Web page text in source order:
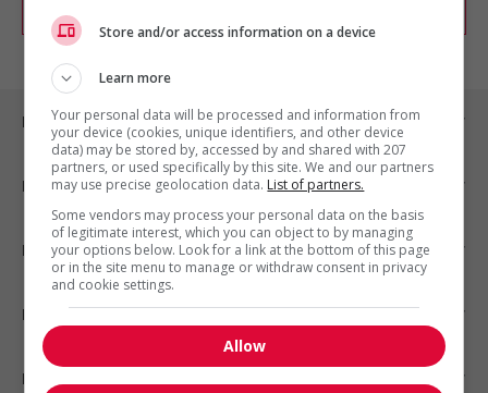
Emplois par ville
Emplois par secteur
Emplois par statut
Emplois par type
Nos suggestions
Store and/or access information on a device
Learn more
Your personal data will be processed and information from
your device (cookies, unique identifiers, and other device
data) may be stored by, accessed by and shared with 207
partners, or used specifically by this site. We and our partners
may use precise geolocation data. List of partners.
Some vendors may process your personal data on the basis
of legitimate interest, which you can object to by managing
your options below. Look for a link at the bottom of this page
or in the site menu to manage or withdraw consent in privacy
and cookie settings.
Allow